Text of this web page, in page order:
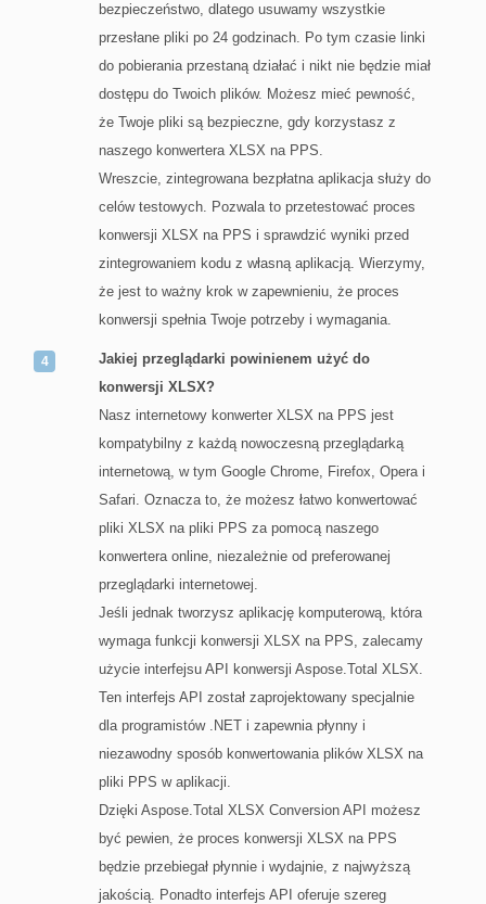
bezpieczeństwo, dlatego usuwamy wszystkie
przesłane pliki po 24 godzinach. Po tym czasie linki
do pobierania przestaną działać i nikt nie będzie miał
dostępu do Twoich plików. Możesz mieć pewność,
że Twoje pliki są bezpieczne, gdy korzystasz z
naszego konwertera XLSX na PPS.
Wreszcie, zintegrowana bezpłatna aplikacja służy do
celów testowych. Pozwala to przetestować proces
konwersji XLSX na PPS i sprawdzić wyniki przed
zintegrowaniem kodu z własną aplikacją. Wierzymy,
że jest to ważny krok w zapewnieniu, że proces
konwersji spełnia Twoje potrzeby i wymagania.
Jakiej przeglądarki powinienem użyć do
konwersji XLSX?
Nasz internetowy konwerter XLSX na PPS jest
kompatybilny z każdą nowoczesną przeglądarką
internetową, w tym Google Chrome, Firefox, Opera i
Safari. Oznacza to, że możesz łatwo konwertować
pliki XLSX na pliki PPS za pomocą naszego
konwertera online, niezależnie od preferowanej
przeglądarki internetowej.
Jeśli jednak tworzysz aplikację komputerową, która
wymaga funkcji konwersji XLSX na PPS, zalecamy
użycie interfejsu API konwersji Aspose.Total XLSX.
Ten interfejs API został zaprojektowany specjalnie
dla programistów .NET i zapewnia płynny i
niezawodny sposób konwertowania plików XLSX na
pliki PPS w aplikacji.
Dzięki Aspose.Total XLSX Conversion API możesz
być pewien, że proces konwersji XLSX na PPS
będzie przebiegał płynnie i wydajnie, z najwyższą
jakością. Ponadto interfejs API oferuje szereg